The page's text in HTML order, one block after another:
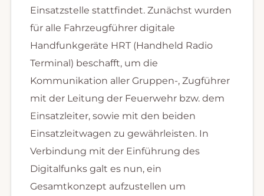
Einsatzstelle stattfindet. Zunächst wurden
für alle Fahrzeugführer digitale
Handfunkgeräte HRT (Handheld Radio
Terminal) beschafft, um die
Kommunikation aller Gruppen-, Zugführer
mit der Leitung der Feuerwehr bzw. dem
Einsatzleiter, sowie mit den beiden
Einsatzleitwagen zu gewährleisten. In
Verbindung mit der Einführung des
Digitalfunks galt es nun, ein
Gesamtkonzept aufzustellen um